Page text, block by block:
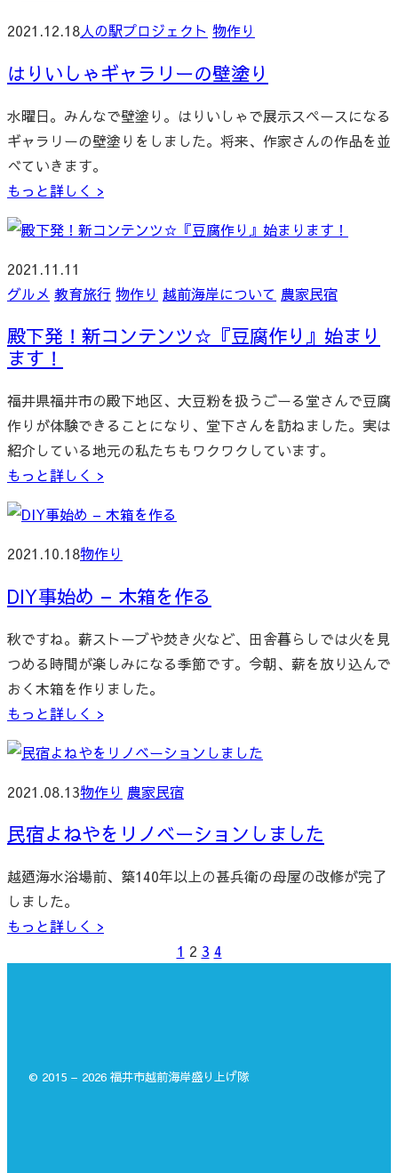
2021.12.18人の駅プロジェクト 物作り
はりいしゃギャラリーの壁塗り
水曜日。みんなで壁塗り。はりいしゃで展示スペースになる
ギャラリーの壁塗りをしました。将来、作家さんの作品を並
べていきます。
もっと詳しく >
2021.11.11
グルメ 教育旅行 物作り 越前海岸について 農家民宿
殿下発！新コンテンツ☆『豆腐作り』始まり
ます！
福井県福井市の殿下地区、大豆粉を扱うごーる堂さんで豆腐
作りが体験できることになり、堂下さんを訪ねました。実は
紹介している地元の私たちもワクワクしています。
もっと詳しく >
2021.10.18物作り
DIY事始め – 木箱を作る
秋ですね。薪ストーブや焚き火など、田舎暮らしでは火を見
つめる時間が楽しみになる季節です。今朝、薪を放り込んで
おく木箱を作りました。
もっと詳しく >
2021.08.13物作り 農家民宿
民宿よねやをリノベーションしました
越廼海水浴場前、築140年以上の甚兵衛の母屋の改修が完了
しました。
もっと詳しく >
1 2 3 4
© 2015 – 2026 福井市越前海岸盛り上げ隊